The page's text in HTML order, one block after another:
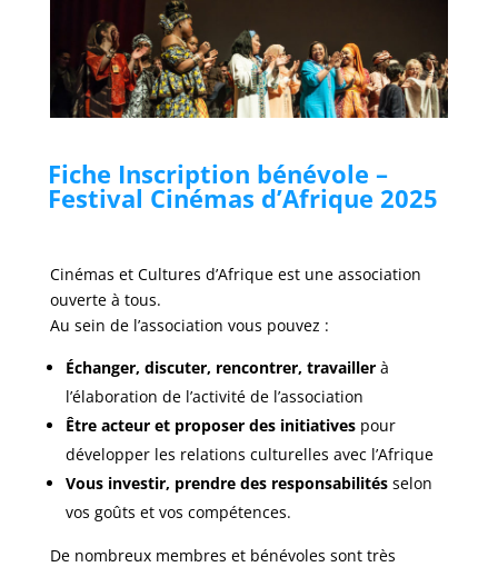
Fiche Inscription bénévole –
Festival Cinémas d’Afrique 2025
Cinémas et Cultures d’Afrique est une association
ouverte à tous.
Au sein de l’association vous pouvez :
Échanger, discuter, rencontrer, travaillerà
l’élaboration de l’activité de l’association
Être acteur et proposer des initiativespour
développer les relations culturelles avec l’Afrique
Vous investir, prendre des responsabilitésselon
vos goûts et vos compétences.
De nombreux membres et bénévoles sont très